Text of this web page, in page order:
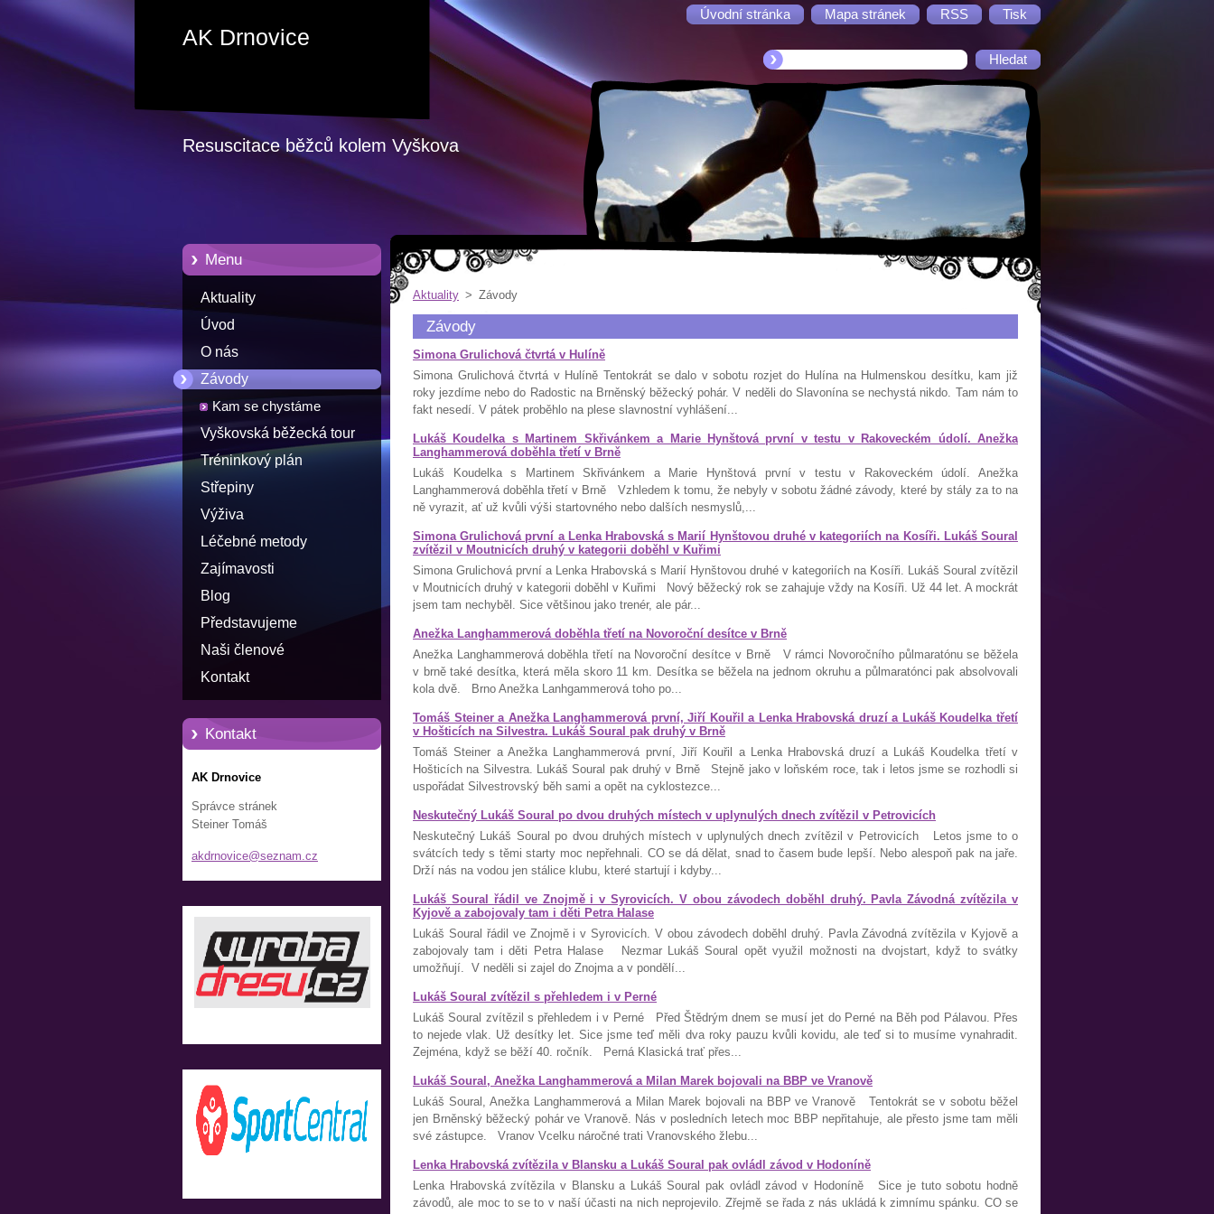
Úvodní stránka Mapa stránek RSS Tisk
AK Drnovice
Resuscitace běžců kolem Vyškova
Menu
Aktuality
Úvod
O nás
Závody
Kam se chystáme
Vyškovská běžecká tour
Tréninkový plán
Střepiny
Výživa
Léčebné metody
Zajímavosti
Blog
Představujeme
Naši členové
Kontakt
Kontakt
AK Drnovice
Správce stránek
Steiner Tomáš
akdrnovice@seznam.cz
Aktuality > Závody
Závody
Simona Grulichová čtvrtá v Hulíně
Simona Grulichová čtvrtá v Hulíně Tentokrát se dalo v sobotu rozjet do Hulína na Hulmenskou desítku, kam již
roky jezdíme nebo do Radostic na Brněnský běžecký pohár. V neděli do Slavonína se nechystá nikdo. Tam nám to
fakt nesedí. V pátek proběhlo na plese slavnostní vyhlášení...
Lukáš Koudelka s Martinem Skřivánkem a Marie Hynštová první v testu v Rakoveckém údolí. Anežka
Langhammerová doběhla třetí v Brně
Lukáš Koudelka s Martinem Skřivánkem a Marie Hynštová první v testu v Rakoveckém údolí. Anežka
Langhammerová doběhla třetí v Brně Vzhledem k tomu, že nebyly v sobotu žádné závody, které by stály za to na
ně vyrazit, ať už kvůli výši startovného nebo dalších nesmyslů,...
Simona Grulichová první a Lenka Hrabovská s Marií Hynštovou druhé v kategoriích na Kosíři. Lukáš Soural
zvítězil v Moutnicích druhý v kategorii doběhl v Kuřimi
Simona Grulichová první a Lenka Hrabovská s Marií Hynštovou druhé v kategoriích na Kosíři. Lukáš Soural zvítězil
v Moutnicích druhý v kategorii doběhl v Kuřimi Nový běžecký rok se zahajuje vždy na Kosíři. Už 44 let. A mockrát
jsem tam nechyběl. Sice většinou jako trenér, ale pár...
Anežka Langhammerová doběhla třetí na Novoroční desítce v Brně
Anežka Langhammerová doběhla třetí na Novoroční desítce v Brně V rámci Novoročního půlmaratónu se běžela
v brně také desítka, která měla skoro 11 km. Desítka se běžela na jednom okruhu a půlmaratónci pak absolvovali
kola dvě. Brno Anežka Lanhgammerová toho po...
Tomáš Steiner a Anežka Langhammerová první, Jiří Kouřil a Lenka Hrabovská druzí a Lukáš Koudelka třetí
v Hošticích na Silvestra. Lukáš Soural pak druhý v Brně
Tomáš Steiner a Anežka Langhammerová první, Jiří Kouřil a Lenka Hrabovská druzí a Lukáš Koudelka třetí v
Hošticích na Silvestra. Lukáš Soural pak druhý v Brně Stejně jako v loňském roce, tak i letos jsme se rozhodli si
uspořádat Silvestrovský běh sami a opět na cyklostezce...
Neskutečný Lukáš Soural po dvou druhých místech v uplynulých dnech zvítězil v Petrovicích
Neskutečný Lukáš Soural po dvou druhých místech v uplynulých dnech zvítězil v Petrovicích Letos jsme to o
svátcích tedy s těmi starty moc nepřehnali. CO se dá dělat, snad to časem bude lepší. Nebo alespoň pak na jaře.
Drží nás na vodou jen stálice klubu, které startují i kdyby...
Lukáš Soural řádil ve Znojmě i v Syrovicích. V obou závodech doběhl druhý. Pavla Závodná zvítězila v
Kyjově a zabojovaly tam i děti Petra Halase
Lukáš Soural řádil ve Znojmě i v Syrovicích. V obou závodech doběhl druhý. Pavla Závodná zvítězila v Kyjově a
zabojovaly tam i děti Petra Halase Nezmar Lukáš Soural opět využil možnosti na dvojstart, když to svátky
umožňují. V neděli si zajel do Znojma a v pondělí...
Lukáš Soural zvítězil s přehledem i v Perné
Lukáš Soural zvítězil s přehledem i v Perné Před Štědrým dnem se musí jet do Perné na Běh pod Pálavou. Přes
to nejede vlak. Už desítky let. Sice jsme teď měli dva roky pauzu kvůli kovidu, ale teď si to musíme vynahradit.
Zejména, když se běží 40. ročník. Perná Klasická trať přes...
Lukáš Soural, Anežka Langhammerová a Milan Marek bojovali na BBP ve Vranově
Lukáš Soural, Anežka Langhammerová a Milan Marek bojovali na BBP ve Vranově Tentokrát se v sobotu běžel
jen Brněnský běžecký pohár ve Vranově. Nás v posledních letech moc BBP nepřitahuje, ale přesto jsme tam měli
své zástupce. Vranov Vcelku náročné trati Vranovského žlebu...
Lenka Hrabovská zvítězila v Blansku a Lukáš Soural pak ovládl závod v Hodoníně
Lenka Hrabovská zvítězila v Blansku a Lukáš Soural pak ovládl závod v Hodoníně Sice je tuto sobotu hodně
závodů, ale moc to se to v naší účasti na nich neprojevilo. Zřejmě se řada z nás ukládá k zimnímu spánku. CO se